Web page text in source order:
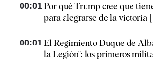
00:01 Por qué Trump cree que
para alegrarse de la victoria
00:01 El Regimiento Duque de
la Legión": los primeros